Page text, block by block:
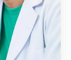
402号